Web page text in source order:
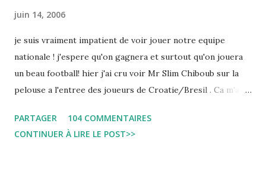
juin 14, 2006
je suis vraiment impatient de voir jouer notre equipe
nationale ! j'espere qu'on gagnera et surtout qu'on jouera
un beau football! hier j'ai cru voir Mr Slim Chiboub sur la
pelouse a l'entree des joueurs de Croatie/Bresil . Ca m'a
instances internationales.( Je me demande d'ailleurs a quoi
est due cette absence !). Anyway... Inchallah Marbouha !
PARTAGER
104 COMMENTAIRES
CONTINUER À LIRE LE POST>>